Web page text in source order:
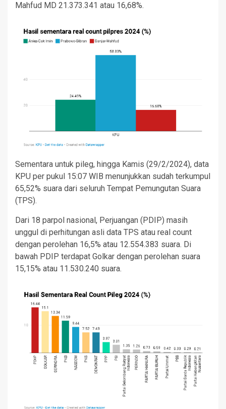
Mahfud MD 21.373.341 atau 16,68%.
Sementara untuk pileg, hingga Kamis (29/2/2024), data
KPU per pukul 15:07 WIB menunjukkan sudah terkumpul
65,52% suara dari seluruh Tempat Pemungutan Suara
(TPS).
Dari 18 parpol nasional, Perjuangan (PDIP) masih
unggul di perhitungan asli data TPS atau real count
dengan perolehan 16,5% atau 12.554.383 suara. Di
bawah PDIP terdapat Golkar dengan perolehan suara
15,15% atau 11.530.240 suara.